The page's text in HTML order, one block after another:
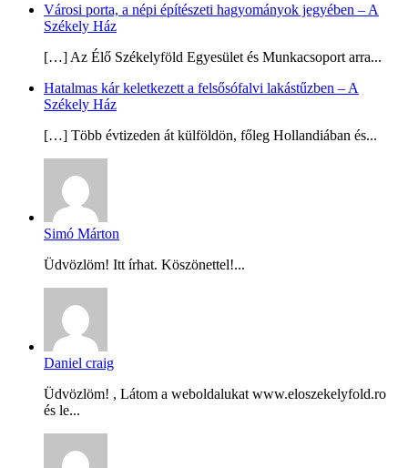
Városi porta, a népi építészeti hagyományok jegyében – A
Székely Ház
[…] Az Élő Székelyföld Egyesület és Munkacsoport arra...
Hatalmas kár keletkezett a felsősófalvi lakástűzben – A
Székely Ház
[…] Több évtizeden át külföldön, főleg Hollandiában és...
Simó Márton
Üdvözlöm! Itt írhat. Köszönettel!...
Daniel craig
Üdvözlöm! , Látom a weboldalukat www.eloszekelyfold.ro
és le...